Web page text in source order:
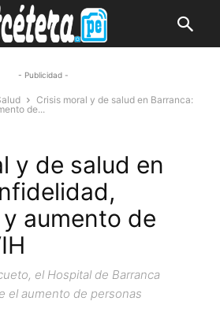
- Publicidad -
Crisis moral y de salud en Barranca:
de...
y de salud en
aumento de
el Hospital de Barranca
el aumento de personas